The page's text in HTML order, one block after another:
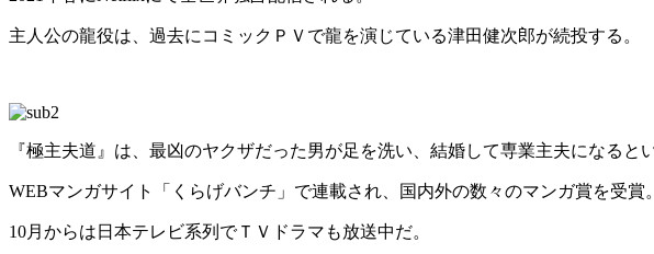
主人公の龍役は、過去にコミックＰＶで龍を演じている津田健次郎が続投する。
『極主夫道』は、最凶のヤクザだった男が足を洗い、結婚して専業主夫になると
WEBマンガサイト「くらげバンチ」で連載され、国内外の数々のマンガ賞を受賞。
10月からは日本テレビ系列でＴＶドラマも放送中だ。